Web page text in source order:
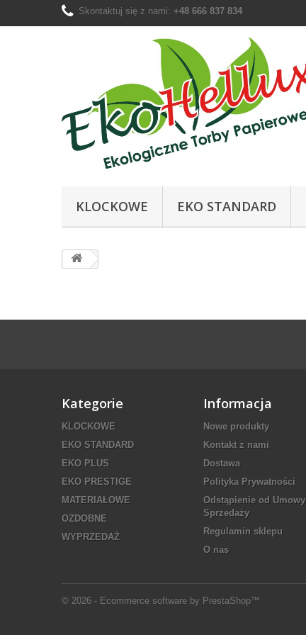
Skontaktuj się z nami: +48 666 837 834
KLOCKOWE EKO STANDARD
Kategorie
KLOCKOWE
EKO STANDARD
EKO PLUS
EKO PRESTIGE
MATERIAŁOWE
OZDOBNE
WYPRZEDAŻ
Informacja
Nowe produkty
Kontakt z nami
Dostawa
Polityka Prywatności
Odstąpienie od Umowy
Sprzedaży
Regulamin sklepu
O nas
© 2026 - Ecommerce software by PrestaShop™